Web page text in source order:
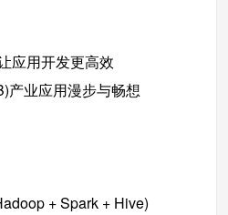
应用开发更高效
业应用漫步与畅想
+ Spark + Hive)